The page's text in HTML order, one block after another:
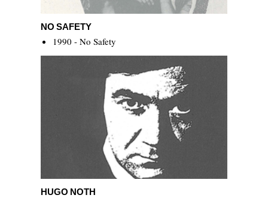
NO SAFETY
1990 - No Safety
HUGO NOTH